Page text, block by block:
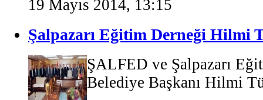
19 Mayıs 2014, 13:15
Şalpazarı Eğitim Derneği Hilmi
ŞALFED ve Şalpazarı
Belediye Başkanı Hilmi